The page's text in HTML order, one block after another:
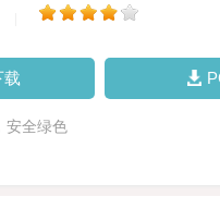
载
安全绿色